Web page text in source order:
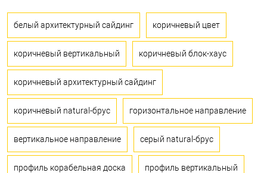
белый архитектурный сайдинг коричневый цвет
коричневый вертикальный коричневый блок-хаус
коричневый архитектурный сайдинг
коричневый natural-брус горизонтальное направление
вертикальное направление серый natural-брус
профиль корабельная доска профиль вертикальный